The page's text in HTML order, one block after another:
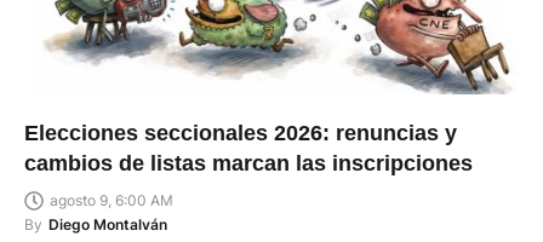
Elecciones seccionales 2026: renuncias y
cambios de listas marcan las inscripciones
agosto 9, 6:00 AM
By Diego Montalván